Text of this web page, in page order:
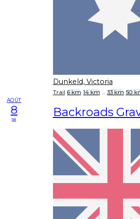
Dunkeld, Victoria
Trail 6 km 14 km ... 33 km 50
AOÛT
8
sa Backroads